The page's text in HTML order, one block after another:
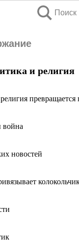
Поиск
и религия
превращается
новостей